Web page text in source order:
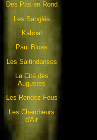
Des Pas en Rond
Les Sanglés
Kabbal
Paul Bloas
Les Saltindanses
La Cité des
Augustes
Les Rendez-Fous
Les Chercheurs
d'Air